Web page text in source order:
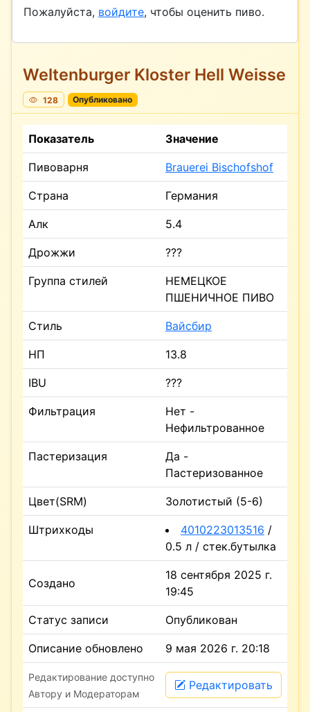
Пожалуйста, войдите, чтобы оценить пиво.
Weltenburger Kloster Hell Weisse
128 Опубликовано
Показатель Значение
Пивоварня Brauerei Bischofshof
Страна Германия
Алк 5.4
Дрожжи ???
Группа стилей
НЕМЕЦКОЕ
ПШЕНИЧНОЕ ПИВО
Стиль Вайсбир
НП 13.8
IBU ???
Фильтрация
Нет -
Нефильтрованное
Пастеризация
Да -
Пастеризованное
Цвет(SRM) Золотистый (5-6)
Штрихкоды 4010223013516 /
0.5 л / стек.бутылка
Создано
18 сентября 2025 г.
19:45
Статус записи Опубликован
Описание обновлено 9 мая 2026 г. 20:18
Редактирование доступно
Автору и Модераторам
Редактировать